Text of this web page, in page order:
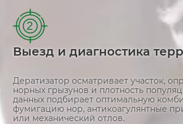
2
Выезд и диагностика
Дератизатор осматривает участок,
норных грызунов и плотность
данных подбирает оптимальную
фумигацию нор, антикоагулянтные
или механический отлов.